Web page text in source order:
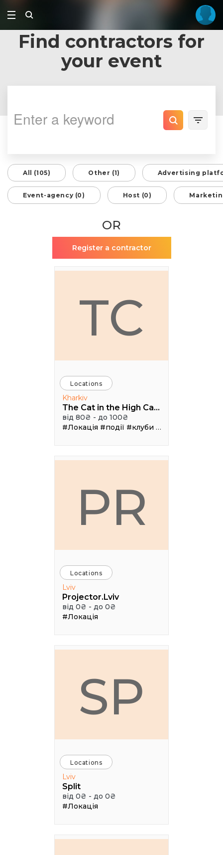
Find contractors for
your event
All (105) Other (1) Advertising
Event-agency (0) Host (0)
OR
Register a contractor
TC
Locations
Kharkiv
The Cat in the High Castle
від 80₴ - до 100₴
#Локація #події #клуби #Зал
PR
Locations
Lviv
Projector.Lviv
від 0₴ - до 0₴
#Локація
SP
Locations
Lviv
Split
від 0₴ - до 0₴
#Локація